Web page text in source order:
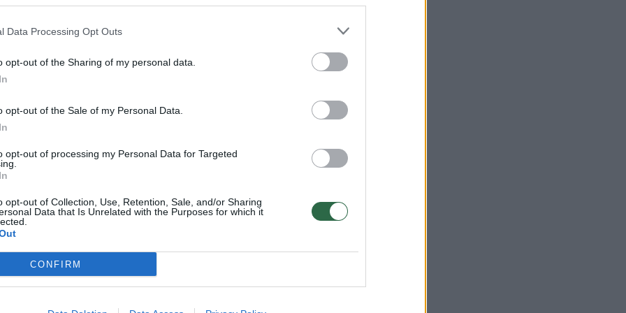
Data Processing Opt Outs
opt-out of the Sharing of my personal data.
opt-out of the Sale of my Personal Data.
opt-out of processing my Personal Data for Targeted
opt-out of Collection, Use, Retention, Sale, and/or Sharing
Data that Is Unrelated with the Purposes for which it
CONFIRM
nuo Vakarinio aplinkkelio iki
eismas pirma ir antra eismo
važiuoti tiesiai ir į dešinę (į
– tik tiesiai (draudžiamas posūkis į
gatvę, vairuotojai bus
Ukmergės, Gabijos ir S. Nėries gatvių